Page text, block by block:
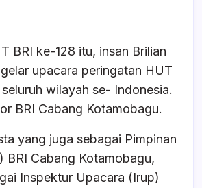
BRI ke-128 itu, insan Brilian
upacara peringatan HUT
wilayah se- Indonesia.
BRI Cabang Kotamobagu.
yang juga sebagai Pimpinan
BRI Cabang Kotamobagu,
Inspektur Upacara (Irup)